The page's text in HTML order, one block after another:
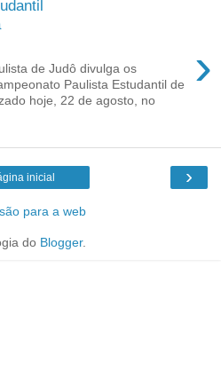
›
de Judô divulga os
Paulista Estudantil de
hoje, 22 de agosto, no
›
inicial
para a web
do Blogger.